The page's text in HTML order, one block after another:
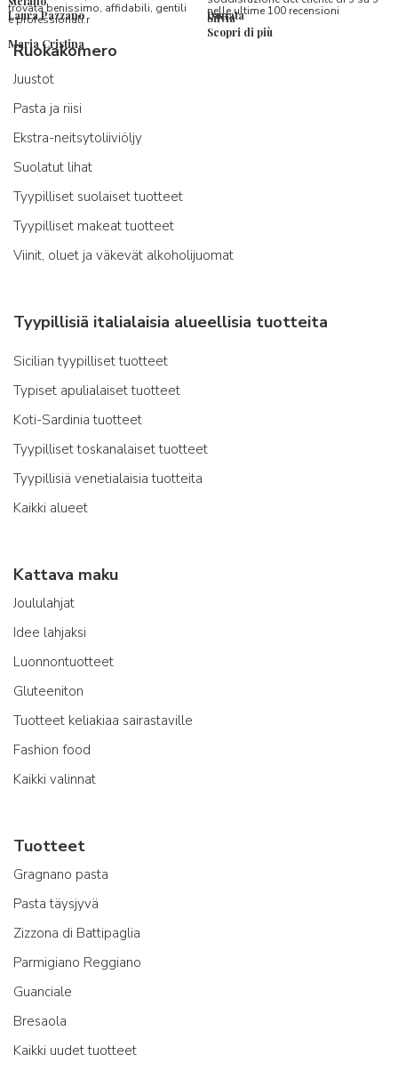
Laura Pazzano
trovata benissimo, affidabili, gentili
e professionali.r
Maria Cristina
Donata
Silvia
nelle ultime 100 recensioni
Scopri di più
Ruokakomero
Juustot
Pasta ja riisi
Ekstra-neitsytoliiviöljy
Suolatut lihat
Tyypilliset suolaiset tuotteet
Tyypilliset makeat tuotteet
Viinit, oluet ja väkevät alkoholijuomat
Tyypillisiä italialaisia alueellisia tuotteita
Sicilian tyypilliset tuotteet
Typiset apulialaiset tuotteet
Koti-Sardinia tuotteet
Tyypilliset toskanalaiset tuotteet
Tyypillisiä venetialaisia tuotteita
Kaikki alueet
Kattava maku
Joululahjat
Idee lahjaksi
Luonnontuotteet
Gluteeniton
Tuotteet keliakiaa sairastaville
Fashion food
Kaikki valinnat
Tuotteet
Gragnano pasta
Pasta täysjyvä
Zizzona di Battipaglia
Parmigiano Reggiano
Guanciale
Bresaola
Kaikki uudet tuotteet